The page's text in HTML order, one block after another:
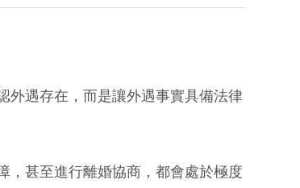
外遇存在，而是讓外遇事實具備法律
，甚至進行離婚協商，都會處於極度